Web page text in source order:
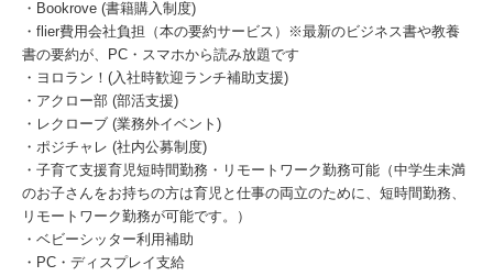
・Bookrove (書籍購入制度)
・flier費用会社負担（本の要約サービス）※最新のビジネス書や教養
書の要約が、PC・スマホから読み放題です
・ヨロラン！(入社時歓迎ランチ補助支援)
・アクロー部 (部活支援)
・レクローブ (業務外イベント)
・ポジチャレ (社内公募制度)
・子育て支援育児短時間勤務・リモートワーク勤務可能（中学生未満
のお子さんをお持ちの方は育児と仕事の両立のために、短時間勤務、
リモートワーク勤務が可能です。）
・ベビーシッター利用補助
・PC・ディスプレイ支給